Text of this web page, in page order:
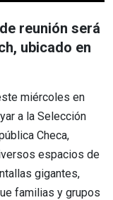
reunión será
ubicado en
miércoles en
a la Selección
Checa,
espacios de
gigantes,
familias y grupos